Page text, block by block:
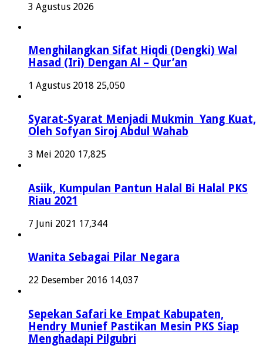
3 Agustus 2026
Menghilangkan Sifat Hiqdi (Dengki) Wal
Hasad (Iri) Dengan Al – Qur’an
1 Agustus 2018 25,050
Syarat-Syarat Menjadi Mukmin Yang Kuat,
Oleh Sofyan Siroj Abdul Wahab
3 Mei 2020 17,825
Asiik, Kumpulan Pantun Halal Bi Halal PKS
Riau 2021
7 Juni 2021 17,344
Wanita Sebagai Pilar Negara
22 Desember 2016 14,037
Sepekan Safari ke Empat Kabupaten,
Hendry Munief Pastikan Mesin PKS Siap
Menghadapi Pilgubri